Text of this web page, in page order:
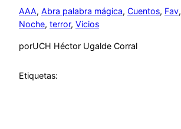
AAA, Abra palabra mágica, Cuentos, Fav,
Noche, terror, Vicios
porUCH Héctor Ugalde Corral
Etiquetas: